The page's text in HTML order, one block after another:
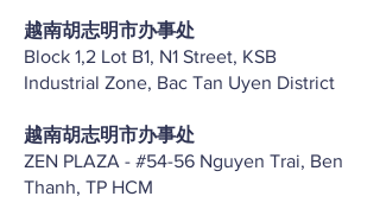
越南胡志明市办事处
Block 1,2 Lot B1, N1 Street, KSB
Industrial Zone, Bac Tan Uyen District
越南胡志明市办事处
ZEN PLAZA - #54-56 Nguyen Trai, Ben
Thanh, TP HCM